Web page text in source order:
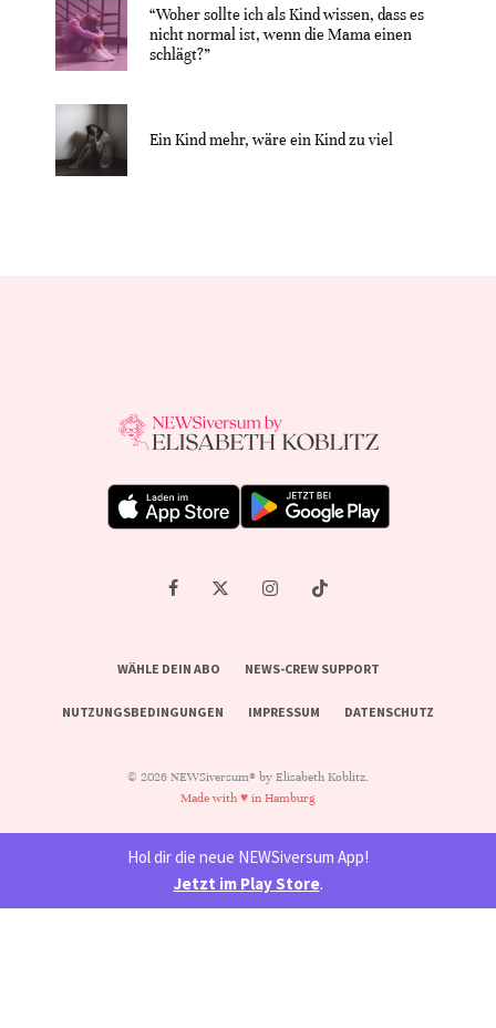
“Woher sollte ich als Kind wissen, dass es
nicht normal ist, wenn die Mama einen
schlägt?”
Ein Kind mehr, wäre ein Kind zu viel
WÄHLE DEIN ABO NEWS-CREW SUPPORT
NUTZUNGSBEDINGUNGEN IMPRESSUM DATENSCHUTZ
© 2026 NEWSiversum® by Elisabeth Koblitz.
Made with ♥ in Hamburg
Hol dir die neue NEWSiversum App!
Jetzt im Play Store.